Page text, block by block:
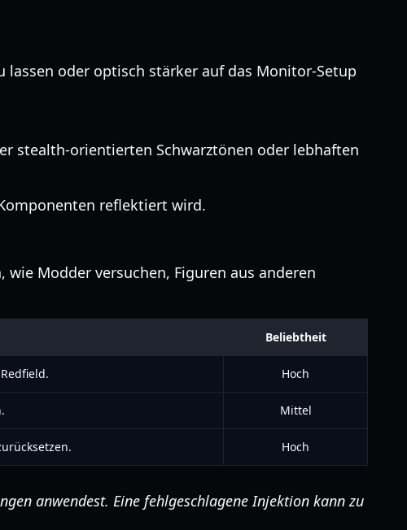
lassen oder optisch stärker auf das Monitor-Setup
stealth-orientierten Schwarztönen oder lebhaften
reflektiert wird.
Modder versuchen, Figuren aus anderen
Beliebtheit
Hoch
Mittel
Hoch
anwendest. Eine fehlgeschlagene Injektion kann zu